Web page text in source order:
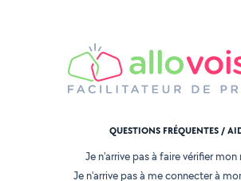
QUESTIONS FRÉQUENTES /
Je n'arrive pas à faire vérifier
Je n'arrive pas à me connecter à